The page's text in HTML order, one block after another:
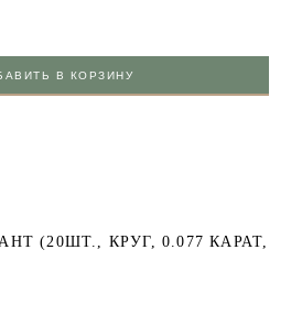
В КОРЗИНУ
(20ШТ., КРУГ, 0.077 КАРАТ,